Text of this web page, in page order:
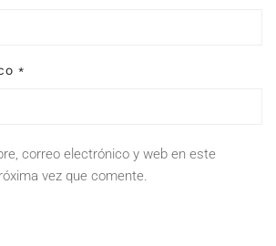
*
correo electrónico y web en este
vez que comente.